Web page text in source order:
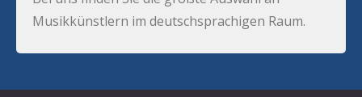
Musikkünstlern im deutschsprachigen Raum.